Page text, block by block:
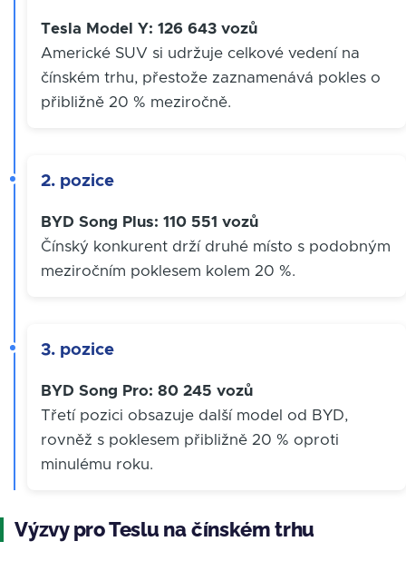
Tesla Model Y: 126 643 vozů
Americké SUV si udržuje celkové vedení na
čínském trhu, přestože zaznamenává pokles o
přibližně 20 % meziročně.
2. pozice
BYD Song Plus: 110 551 vozů
Čínský konkurent drží druhé místo s podobným
meziročním poklesem kolem 20 %.
3. pozice
BYD Song Pro: 80 245 vozů
Třetí pozici obsazuje další model od BYD,
rovněž s poklesem přibližně 20 % oproti
minulému roku.
Výzvy pro Teslu na čínském trhu